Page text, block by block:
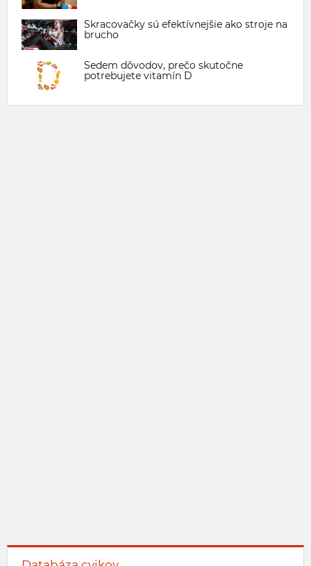
Skracovačky sú efektívnejšie ako stroje na
brucho
Sedem dôvodov, prečo skutočne
potrebujete vitamín D